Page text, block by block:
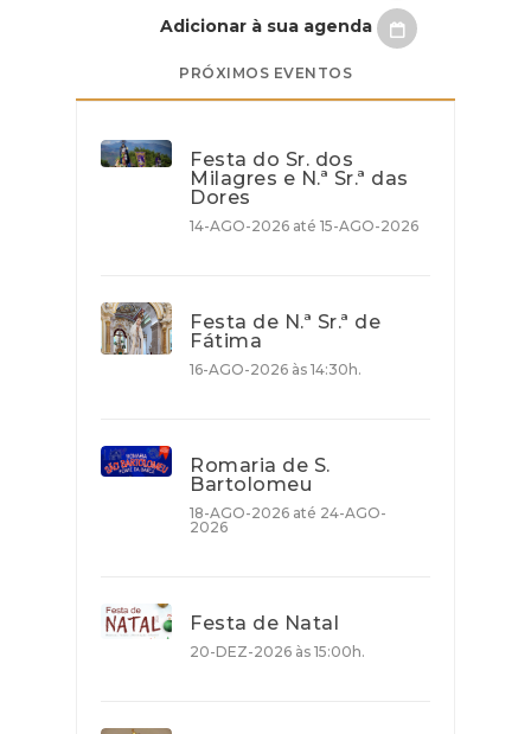
Adicionar à sua agenda
PRÓXIMOS EVENTOS
Festa do Sr. dos
Milagres e N.ª Sr.ª das
Dores
14-AGO-2026 até 15-AGO-2026
Festa de N.ª Sr.ª de
Fátima
16-AGO-2026 às 14:30h.
Romaria de S.
Bartolomeu
18-AGO-2026 até 24-AGO-
2026
Festa de Natal
20-DEZ-2026 às 15:00h.